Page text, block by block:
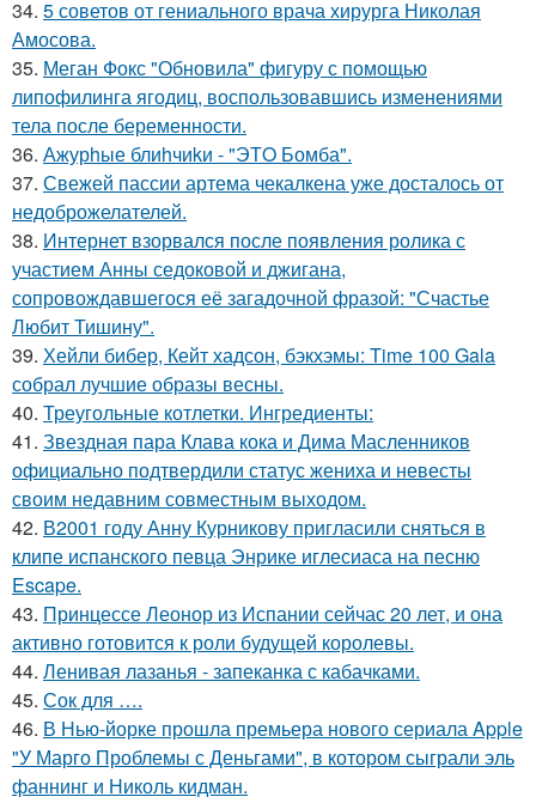
34. 5 советов от гениального врача хирурга Николая
Амосова.
35. Меган Фокс "Обновила" фигуру с помощью
липофилинга ягодиц, воспользовавшись изменениями
тела после беременности.
36. Ажурhые блиhчиkи - "ЭТO Бомба".
37. Свежей пассии артема чекалкена уже досталось от
недоброжелателей.
38. Интернет взорвался после появления ролика с
участием Анны седоковой и джигана,
сопровождавшегося её загадочной фразой: "Счастье
Любит Тишину".
39. Хейли бибер, Кейт хадсон, бэкхэмы: Time 100 Gala
собрал лучшие образы весны.
40. Треугольные котлетки. Ингредиенты:
41. Звездная пара Клава кока и Дима Масленников
официально подтвердили статус жениха и невесты
своим недавним совместным выходом.
42. В2001 году Анну Курникову пригласили сняться в
клипе испанского певца Энрике иглесиаса на песню
Escape.
43. Принцессе Леонор из Испании сейчас 20 лет, и она
активно готовится к роли будущей королевы.
44. Ленивая лазанья - запеканка с кабачками.
45. Сок для ….
46. В Нью-йорке прошла премьера нового сериала Apple
"У Марго Проблемы с Деньгами", в котором сыграли эль
фаннинг и Николь кидман.